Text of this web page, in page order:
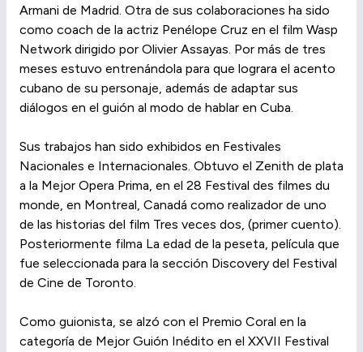
Armani de Madrid. Otra de sus colaboraciones ha sido
como coach de la actriz Penélope Cruz en el film Wasp
Network dirigido por Olivier Assayas. Por más de tres
meses estuvo entrenándola para que lograra el acento
cubano de su personaje, además de adaptar sus
diálogos en el guión al modo de hablar en Cuba.
Sus trabajos han sido exhibidos en Festivales
Nacionales e Internacionales. Obtuvo el Zenith de plata
a la Mejor Opera Prima, en el 28 Festival des filmes du
monde, en Montreal, Canadá como realizador de uno
de las historias del film Tres veces dos, (primer cuento).
Posteriormente filma La edad de la peseta, película que
fue seleccionada para la sección Discovery del Festival
de Cine de Toronto.
Como guionista, se alzó con el Premio Coral en la
categoría de Mejor Guión Inédito en el XXVII Festival